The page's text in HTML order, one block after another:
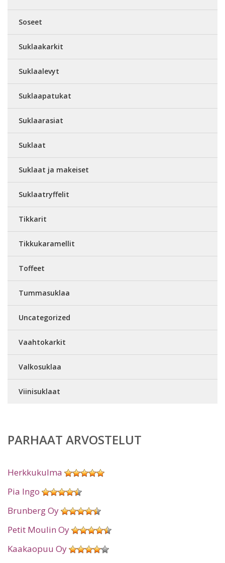
Soseet
Suklaakarkit
Suklaalevyt
Suklaapatukat
Suklaarasiat
Suklaat
Suklaat ja makeiset
Suklaatryffelit
Tikkarit
Tikkukaramellit
Toffeet
Tummasuklaa
Uncategorized
Vaahtokarkit
Valkosuklaa
Viinisuklaat
PARHAAT ARVOSTELUT
Herkkukulma
Pia Ingo
Brunberg Oy
Petit Moulin Oy
Kaakaopuu Oy